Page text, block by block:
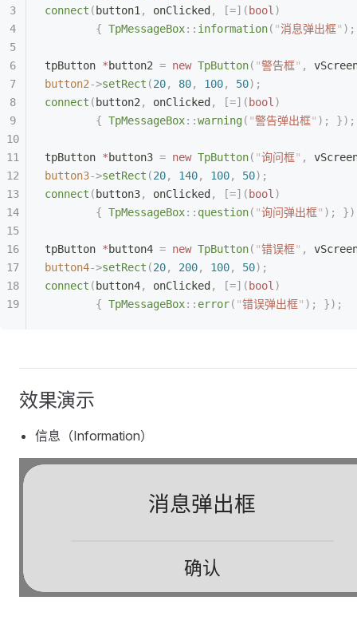
connect ( button1 , onClicked , [=]( bool )
        {
TpMessageBox:: information( "消息弹出框" );
tpButton *button2 = new TpButton( "警告框" ,
button2->setRect (20, 80, 100, 50);
connect ( button2 , onClicked , [=]( bool )
        {
TpMessageBox::warning( "警告弹出框" ); });
tpButton *button3 = new TpButton( "询问框" ,
button3->setRect (20, 140, 100, 50);
connect ( button3, onClicked , [=]( bool )
        {
TpMessageBox:: question( "询问弹出框" );
tpButton *button4 = new TpButton( "错误框" ,
button4->setRect (20, 200, 100, 50);
connect ( button4, onClicked , [=]( bool )
        {
TpMessageBox:: error( "错误弹出框" ); });
效果演示
信息（Information）